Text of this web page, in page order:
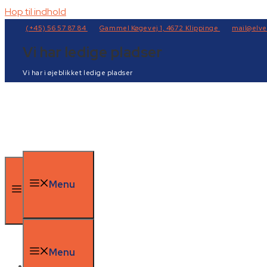
Hop til indhold
(+45) 56 57 87 84 Gammel Køgevej 1, 4672 Klippinge
Vi har ledige pladser
Vi har i øjeblikket ledige pladser
Menu
Menu
Menu